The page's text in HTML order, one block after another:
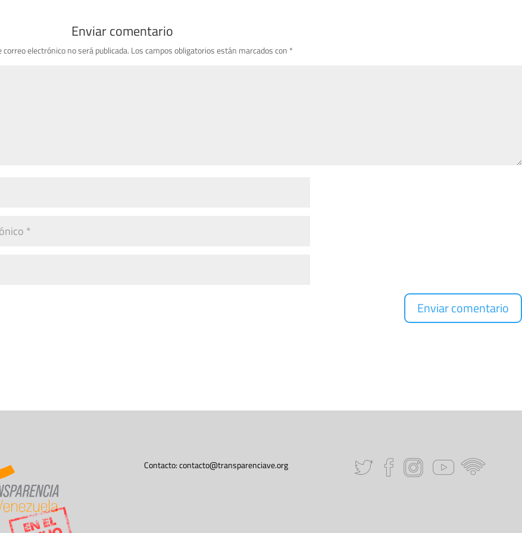
Enviar comentario
correo electrónico no será publicada. Los campos obligatorios están marcados con *
Contacto:contacto@transparenciave.org